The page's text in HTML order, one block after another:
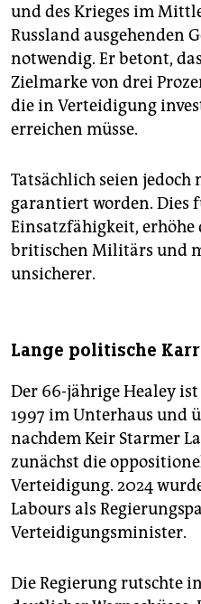
und des Krieges im
Russland ausgehenden
notwendig. Er betont,
Zielmarke von drei
die in Verteidigung
erreichen müsse.
Tatsächlich seien jedoch
garantiert worden. Dies
Einsatzfähigkeit, erhöhe
britischen Militärs und
unsicherer.
Lange politische
Der 66-jährige Healey
1997 im Unterhaus und
nachdem Keir Starmer
zunächst die
Verteidigung. 2024
Labours als
Verteidigungsminister.
Die Regierung rutschte